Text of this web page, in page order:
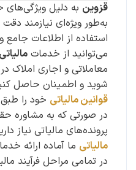
قزوین به دلیل ویژگی‌های
به‌طور ویژه‌ای نیازمند
استفاده از اطلاعات
می‌توانید از خدمات مالیاتی
معاملاتی و اجاری املاک
شوید و اطمینان حاصل
قوانین مالیاتی خود را
در صورتی که به مشاوره
پرونده‌های مالیاتی نیاز
مالیاتی ما آماده ارائه
در تمامی مراحل فرآیند